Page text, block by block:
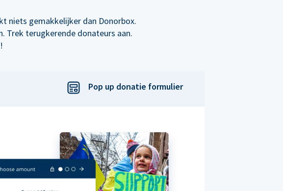
niets gemakkelijker dan Donorbox.
Trek terugkerende donateurs aan.
Pop up donatie formulier